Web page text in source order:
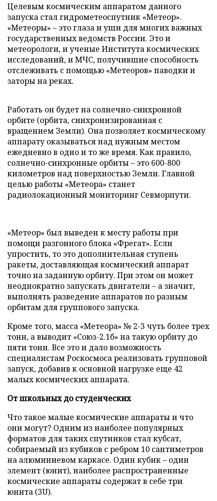
Целевым космическим аппаратом данного
запуска стал гидрометеоспутник «Метеор».
«Метеоры» – это глаза и уши для многих важных
государственных ведомств России. Это и
метеорологи, и ученые Института космических
исследований, и МЧС, получившие способность
отслеживать с помощью «Метеоров» паводки и
заторы на реках.
Работать он будет на солнечно-синхронной
орбите (орбита, синхронизированная с
вращением Земли). Она позволяет космическому
аппарату оказываться над нужным местом
ежедневно в одно и то же время. Как правило,
солнечно-синхронные орбиты – это 600-800
километров над поверхностью Земли. Главной
целью работы «Метеора» станет
радиолокационный мониторинг Севморпути.
«Метеор» был выведен к месту работы при
помощи разгонного блока «Фрегат». Если
упростить, то это дополнительная ступень
ракеты, доставляющая космический аппарат
точно на заданную орбиту. При этом он может
неоднократно запускать двигатели – а значит,
выполнять разведение аппаратов по разным
орбитам для группового запуска.
Кроме того, масса «Метеора» № 2-3 чуть более трех
тонн, а выводит «Союз-2.1б» на такую орбиту до
пяти тонн. Все это и дало возможность
специалистам Роскосмоса реализовать групповой
запуск, добавив к основной нагрузке еще 42
малых космических аппарата.
От школьных до студенческих
Что такое малые космические аппараты и что
они могут? Одним из наиболее популярных
форматов для таких спутников стал кубсат,
собираемый из кубиков с ребром 10 сантиметров
на алюминиевом каркасе. Один кубик – один
элемент (юнит), наиболее распространенные
космические аппараты содержат в себе три
юнита (3U).